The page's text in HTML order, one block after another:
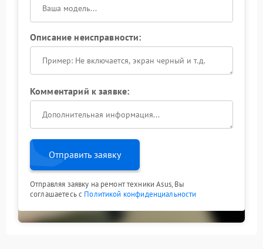
Описание неисправности:
Комментарий к заявке:
Отправить заявку
Отправляя заявку на ремонт техники Asus, Вы
соглашаетесь с Политикой конфиденциальности